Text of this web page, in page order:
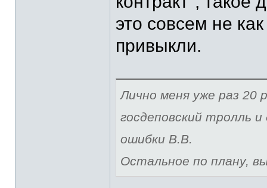
это совсем не
привыкли.
Лично меня уже раз 20
госдеповский тролль
ошибки В.В.
Остальное по плану,